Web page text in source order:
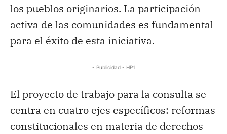
los pueblos originarios. La participación
activa de las comunidades es fundamental
para el éxito de esta iniciativa.
- Publicidad - HP1
El proyecto de trabajo para la consulta se
centra en cuatro ejes específicos: reformas
constitucionales en materia de derechos